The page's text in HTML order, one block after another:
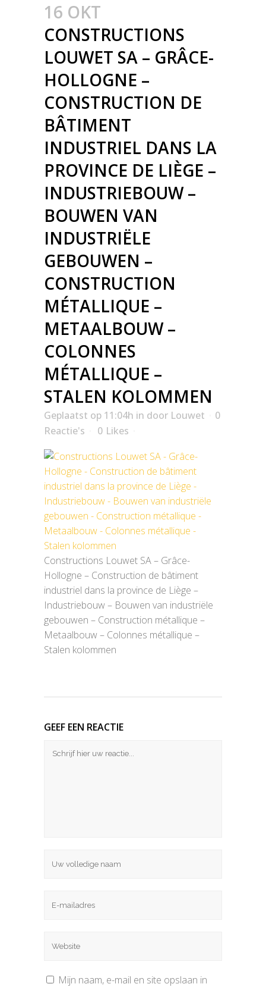
16 OKT
CONSTRUCTIONS
LOUWET SA – GRÂCE-
HOLLOGNE –
CONSTRUCTION DE
BÂTIMENT
INDUSTRIEL DANS LA
PROVINCE DE LIÈGE –
INDUSTRIEBOUW –
BOUWEN VAN
INDUSTRIËLE
GEBOUWEN –
CONSTRUCTION
MÉTALLIQUE –
METAALBOUW –
COLONNES
MÉTALLIQUE –
STALEN KOLOMMEN
Geplaatst op 11:04h in door Louwet
0
Reactie's
0 Likes
Constructions Louwet SA – Grâce-
Hollogne – Construction de bâtiment
industriel dans la province de Liège –
Industriebouw – Bouwen van industriële
gebouwen – Construction métallique –
Metaalbouw – Colonnes métallique –
Stalen kolommen
GEEF EEN REACTIE
Mijn naam, e-mail en site opslaan in